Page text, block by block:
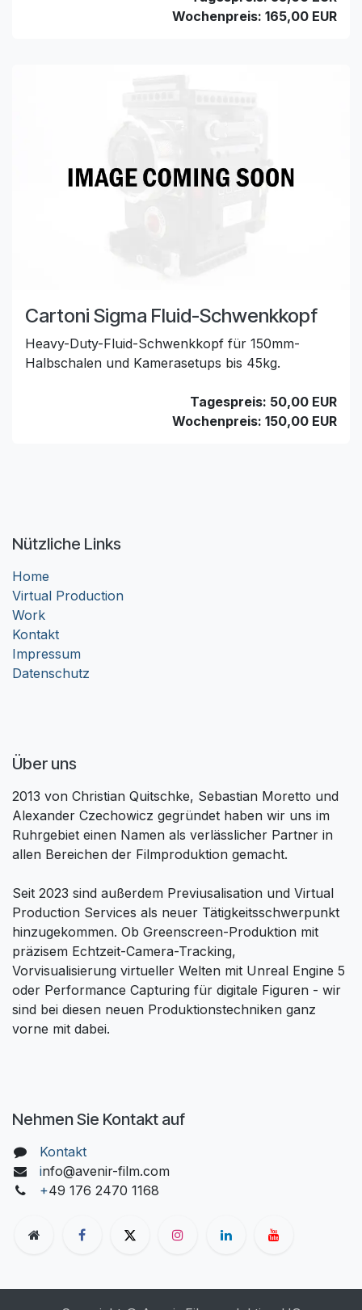
Wochenpreis: 165,00 EUR
Cartoni Sigma Fluid-Schwenkkopf
Heavy-Duty-Fluid-Schwenkkopf für 150mm-
Halbschalen und Kamerasetups bis 45kg.
Tagespreis: 50,00 EUR
Wochenpreis: 150,00 EUR
Nützliche Links
Home
Virtual Production
Work
Kontakt
Impressum
Datenschutz
Über uns
2013 von Christian Quitschke, Sebastian Moretto und
Alexander Czechowicz gegründet haben wir uns im
Ruhrgebiet einen Namen als verlässlicher Partner in
allen Bereichen der Filmproduktion gemacht.
Seit 2023 sind außerdem Previusalisation und Virtual
Production Services als neuer Tätigkeitsschwerpunkt
hinzugekommen. Ob Greenscreen-Produktion mit
präzisem Echtzeit-Camera-Tracking,
Vorvisualisierung virtueller Welten mit Unreal Engine 5
oder Performance Capturing für digitale Figuren - wir
sind bei diesen neuen Produktionstechniken ganz
vorne mit dabei.
Nehmen Sie Kontakt auf
Kontakt
info@avenir-film.com
+49 176 2470 1168